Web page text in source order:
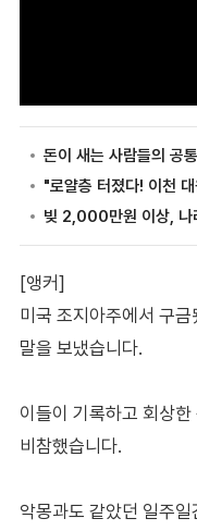
[앵커]
미국 조지아주에서 구
말을 보냈습니다.
이들이 기록하고 회상
비참했습니다.
악몽과도 같았던 일주